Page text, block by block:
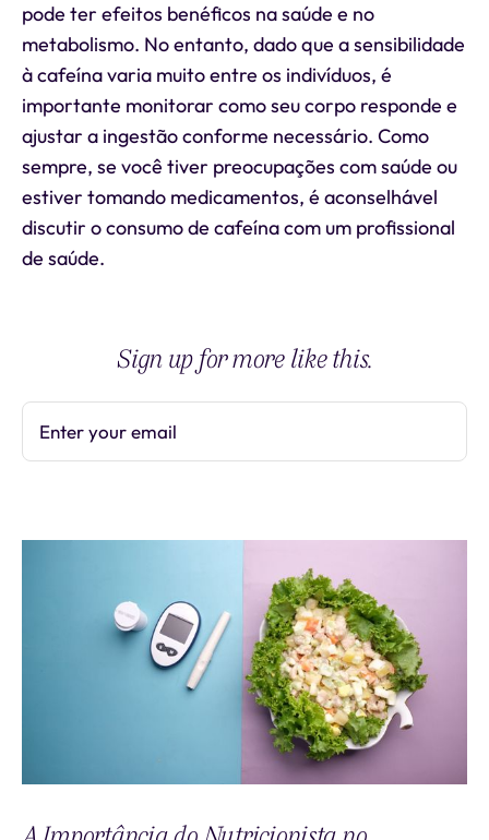
pode ter efeitos benéficos na saúde e no
metabolismo. No entanto, dado que a sensibilidade
à cafeína varia muito entre os indivíduos, é
importante monitorar como seu corpo responde e
ajustar a ingestão conforme necessário. Como
sempre, se você tiver preocupações com saúde ou
estiver tomando medicamentos, é aconselhável
discutir o consumo de cafeína com um profissional
de saúde.
Sign up for more like this.
Enter your email